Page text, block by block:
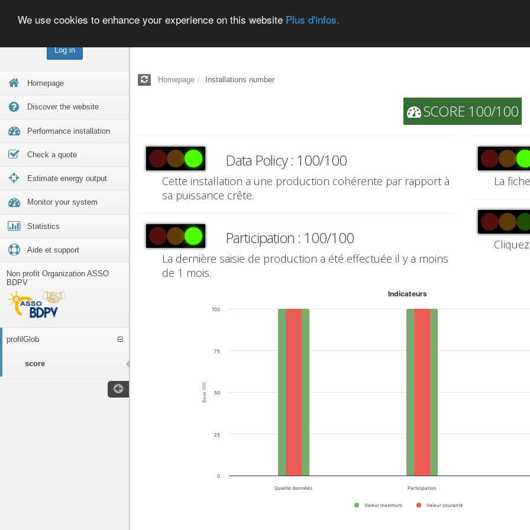
Log in
Homepage
Discover the website
Performance installation
Check a quote
Estimate energy output
Monitor your system
Statistics
Aide et support
Non profit Organization ASSO
BDPV
profilGlob
score
We use cookies to enhance your experience on this website Plus d'infos.
Homepage Installations number
SCORE 100/100
Data Policy : 100/100
Cette installation a une production cohérente par rapport à
sa puissance crête.
Participation : 100/100
La dernière saisie de production a été effectuée il y a moins
de 1 mois.
La
Base 100
Indicateurs
Valeur maximum Valeur courante
Qualité données Participation
0
25
50
75
100